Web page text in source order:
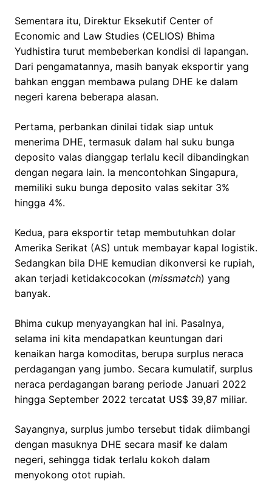
Sementara itu, Direktur Eksekutif Center of
Economic and Law Studies (CELIOS) Bhima
Yudhistira turut membeberkan kondisi di lapangan.
Dari pengamatannya, masih banyak eksportir yang
bahkan enggan membawa pulang DHE ke dalam
negeri karena beberapa alasan.
Pertama, perbankan dinilai tidak siap untuk
menerima DHE, termasuk dalam hal suku bunga
deposito valas dianggap terlalu kecil dibandingkan
dengan negara lain. Ia mencontohkan Singapura,
memiliki suku bunga deposito valas sekitar 3%
hingga 4%.
Kedua, para eksportir tetap membutuhkan dolar
Amerika Serikat (AS) untuk membayar kapal logistik.
Sedangkan bila DHE kemudian dikonversi ke rupiah,
akan terjadi ketidakcocokan (missmatch) yang
banyak.
Bhima cukup menyayangkan hal ini. Pasalnya,
selama ini kita mendapatkan keuntungan dari
kenaikan harga komoditas, berupa surplus neraca
perdagangan yang jumbo. Secara kumulatif, surplus
neraca perdagangan barang periode Januari 2022
hingga September 2022 tercatat US$ 39,87 miliar.
Sayangnya, surplus jumbo tersebut tidak diimbangi
dengan masuknya DHE secara masif ke dalam
negeri, sehingga tidak terlalu kokoh dalam
menyokong otot rupiah.